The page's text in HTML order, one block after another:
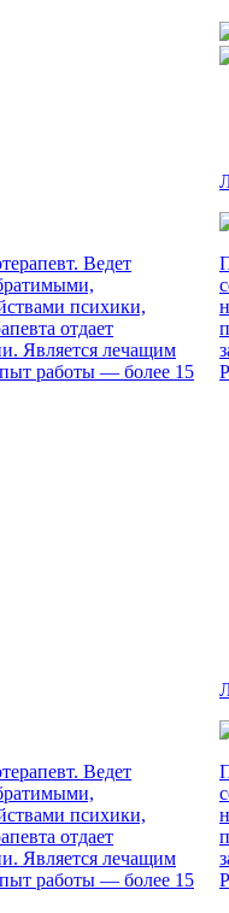
Ведет
психики,
отдает
Является лечащим
работы — более 15
Ведет
психики,
отдает
Является лечащим
работы — более 15